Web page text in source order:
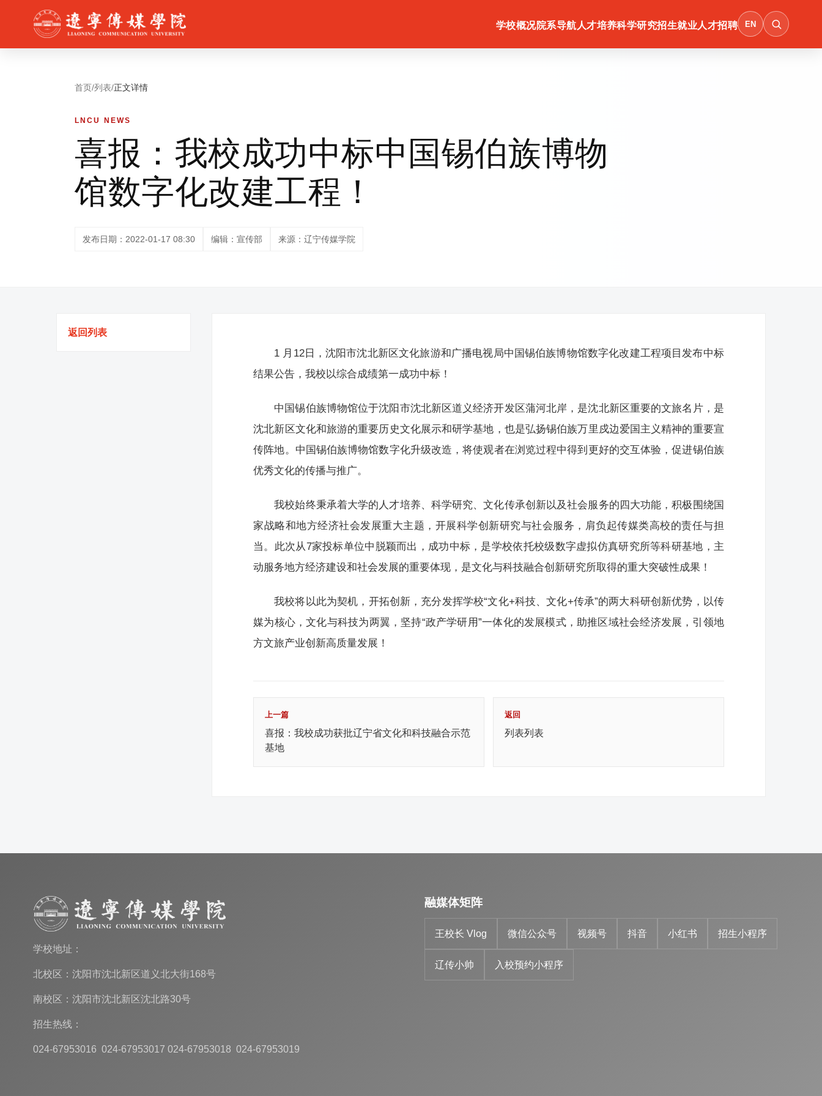
学校概况院系导航 人才培养科学研究招生就业人才招聘 EN
首页/列表/正文详情
LNCU NEWS
喜报：我校成功中标中国锡伯族博物
馆数字化改建工程！
发布日期：2022-01-17 08:30 编辑：宣传部 来源：辽宁传媒学院
返回列表
1 月12日，沈阳市沈北新区文化旅游和广播电视局中国锡伯族博物馆数字化改建工程项目发布中标
结果公告，我校以综合成绩第一成功中标！
中国锡伯族博物馆位于沈阳市沈北新区道义经济开发区蒲河北岸，是沈北新区重要的文旅名片，是
沈北新区文化和旅游的重要历史文化展示和研学基地，也是弘扬锡伯族万里戍边爱国主义精神的重要宣
传阵地。中国锡伯族博物馆数字化升级改造，将使观者在浏览过程中得到更好的交互体验，促进锡伯族
优秀文化的传播与推广。
我校始终秉承着大学的人才培养、科学研究、文化传承创新以及社会服务的四大功能，积极围绕国
家战略和地方经济社会发展重大主题，开展科学创新研究与社会服务，肩负起传媒类高校的责任与担
当。此次从7家投标单位中脱颖而出，成功中标，是学校依托校级数字虚拟仿真研究所等科研基地，主
动服务地方经济建设和社会发展的重要体现，是文化与科技融合创新研究所取得的重大突破性成果！
我校将以此为契机，开拓创新，充分发挥学校“文化+科技、文化+传承”的两大科研创新优势，以传
媒为核心，文化与科技为两翼，坚持“政产学研用”一体化的发展模式，助推区域社会经济发展，引领地
方文旅产业创新高质量发展！
上一篇
喜报：我校成功获批辽宁省文化和科技融合示范
基地
返回
列表列表
学校地址：
北校区：沈阳市沈北新区道义北大街168号
南校区：沈阳市沈北新区沈北路30号
招生热线：
024-67953016 024-67953017 024-67953018 024-67953019
融媒体矩阵
王校长 Vlog 微信公众号 视频号 抖音 小红书 招生小程序
辽传小帅 入校预约小程序